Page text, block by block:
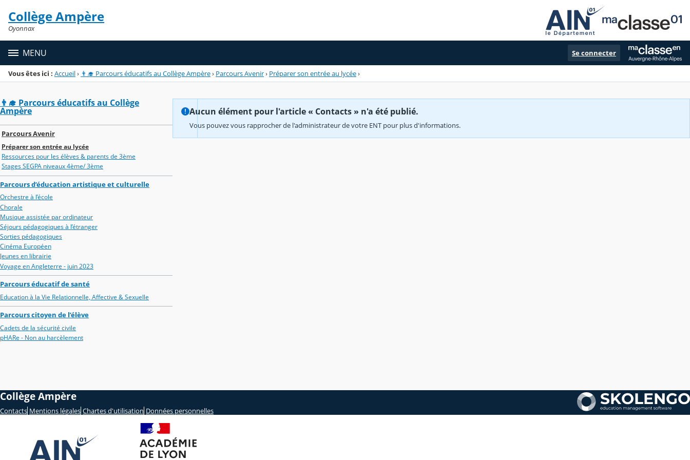
Menu de la rubrique
Contenu
Collège Ampère
Oyonnax
MENU Se connecter
Vous êtes ici : Accueil› 👨‍🎓 Parcours éducatifs au Collège Ampère› Parcours Avenir› Préparer son entrée au lycée›
👨‍🎓 Parcours éducatifs au Collège
Ampère
Parcours Avenir
Préparer son entrée au lycée
Ressources pour les élèves & parents de 3ème
Stages SEGPA niveaux 4ème/ 3ème
Parcours d’éducation artistique et culturelle
Orchestre à l’école
Chorale
Musique assistée par ordinateur
Séjours pédagogiques à l’étranger
Sorties pédagogiques
Cinéma Européen
Jeunes en librairie
Voyage en Angleterre - juin 2023
Parcours éducatif de santé
Education à la Vie Relationnelle, Affective & Sexuelle
Parcours citoyen de l’élève
Cadets de la sécurité civile
pHARe - Non au harcèlement
Aucun élément pour l'article « Contacts » n'a été publié.
Vous pouvez vous rapprocher de l'administrateur de votre ENT pour plus d'informations.
Collège Ampère
Contacts Mentions légales Chartes d'utilisation Données personnelles